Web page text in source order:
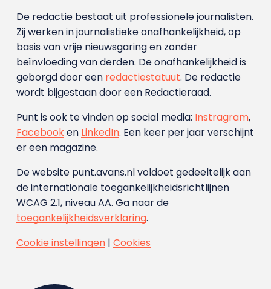
De redactie bestaat uit professionele journalisten.
Zij werken in journalistieke onafhankelijkheid, op
basis van vrije nieuwsgaring en zonder
beïnvloeding van derden. De onafhankelijkheid is
geborgd door een redactiestatuut. De redactie
wordt bijgestaan door een Redactieraad.
Punt is ook te vinden op social media: Instragram,
Facebooken LinkedIn. Een keer per jaar verschijnt
er een magazine.
De website punt.avans.nl voldoet gedeeltelijk aan
de internationale toegankelijkheidsrichtlijnen
WCAG 2.1, niveau AA. Ga naar de
toegankelijkheidsverklaring.
Cookie instellingen| Cookies